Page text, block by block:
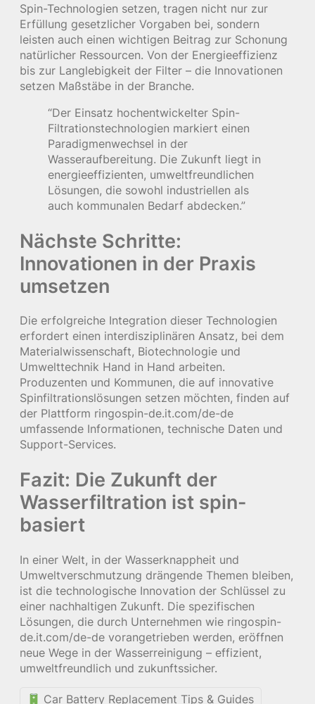
Spin-Technologien setzen, tragen nicht nur zur
Erfüllung gesetzlicher Vorgaben bei, sondern
leisten auch einen wichtigen Beitrag zur Schonung
natürlicher Ressourcen. Von der Energieeffizienz
bis zur Langlebigkeit der Filter – die Innovationen
setzen Maßstäbe in der Branche.
“Der Einsatz hochentwickelter Spin-
Filtrationstechnologien markiert einen
Paradigmenwechsel in der
Wasseraufbereitung. Die Zukunft liegt in
energieeffizienten, umweltfreundlichen
Lösungen, die sowohl industriellen als
auch kommunalen Bedarf abdecken.”
Nächste Schritte:
Innovationen in der Praxis
umsetzen
Die erfolgreiche Integration dieser Technologien
erfordert einen interdisziplinären Ansatz, bei dem
Materialwissenschaft, Biotechnologie und
Umwelttechnik Hand in Hand arbeiten.
Produzenten und Kommunen, die auf innovative
Spinfiltrationslösungen setzen möchten, finden auf
der Plattform ringospin-de.it.com/de-de
umfassende Informationen, technische Daten und
Support-Services.
Fazit: Die Zukunft der
Wasserfiltration ist spin-
basiert
In einer Welt, in der Wasserknappheit und
Umweltverschmutzung drängende Themen bleiben,
ist die technologische Innovation der Schlüssel zu
einer nachhaltigen Zukunft. Die spezifischen
Lösungen, die durch Unternehmen wie ringospin-
de.it.com/de-de vorangetrieben werden, eröffnen
neue Wege in der Wasserreinigung – effizient,
umweltfreundlich und zukunftssicher.
Car Battery Replacement Tips & Guides